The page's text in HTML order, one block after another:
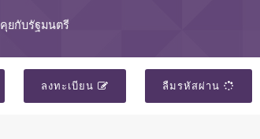
คุยกับรัฐมนตรี
ลงทะเบียน ลืมรหัสผ่าน